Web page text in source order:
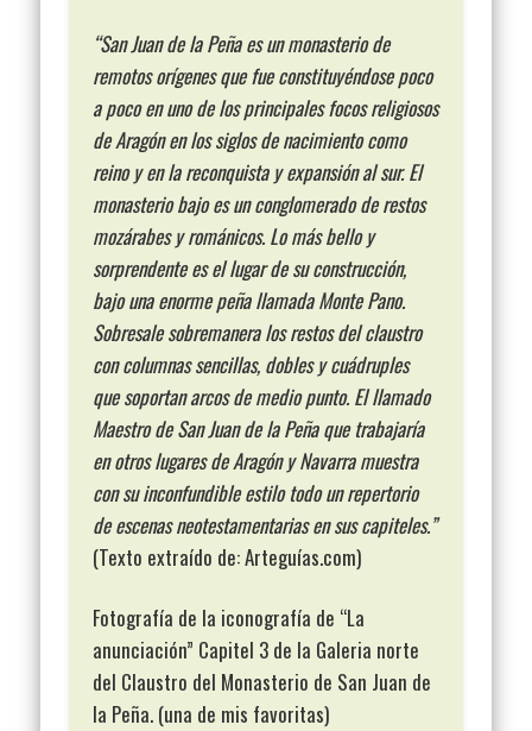
“San Juan de la Peña es un monasterio de
remotos orígenes que fue constituyéndose poco
a poco en uno de los principales focos religiosos
de Aragón en los siglos de nacimiento como
reino y en la reconquista y expansión al sur. El
monasterio bajo es un conglomerado de restos
mozárabes y románicos. Lo más bello y
sorprendente es el lugar de su construcción,
bajo una enorme peña llamada Monte Pano.
Sobresale sobremanera los restos del claustro
con columnas sencillas, dobles y cuádruples
que soportan arcos de medio punto. El llamado
Maestro de San Juan de la Peña que trabajaría
en otros lugares de Aragón y Navarra muestra
con su inconfundible estilo todo un repertorio
de escenas neotestamentarias en sus capiteles.”
(Texto extraído de: Arteguías.com)
Fotografía de la iconografía de “La
anunciación” Capitel 3 de la Galeria norte
del Claustro del Monasterio de San Juan de
la Peña. (una de mis favoritas)